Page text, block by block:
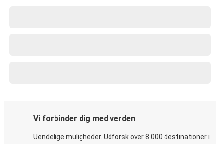
Vi forbinder dig med verden
Uendelige muligheder. Udforsk over 8.000 destinationer i